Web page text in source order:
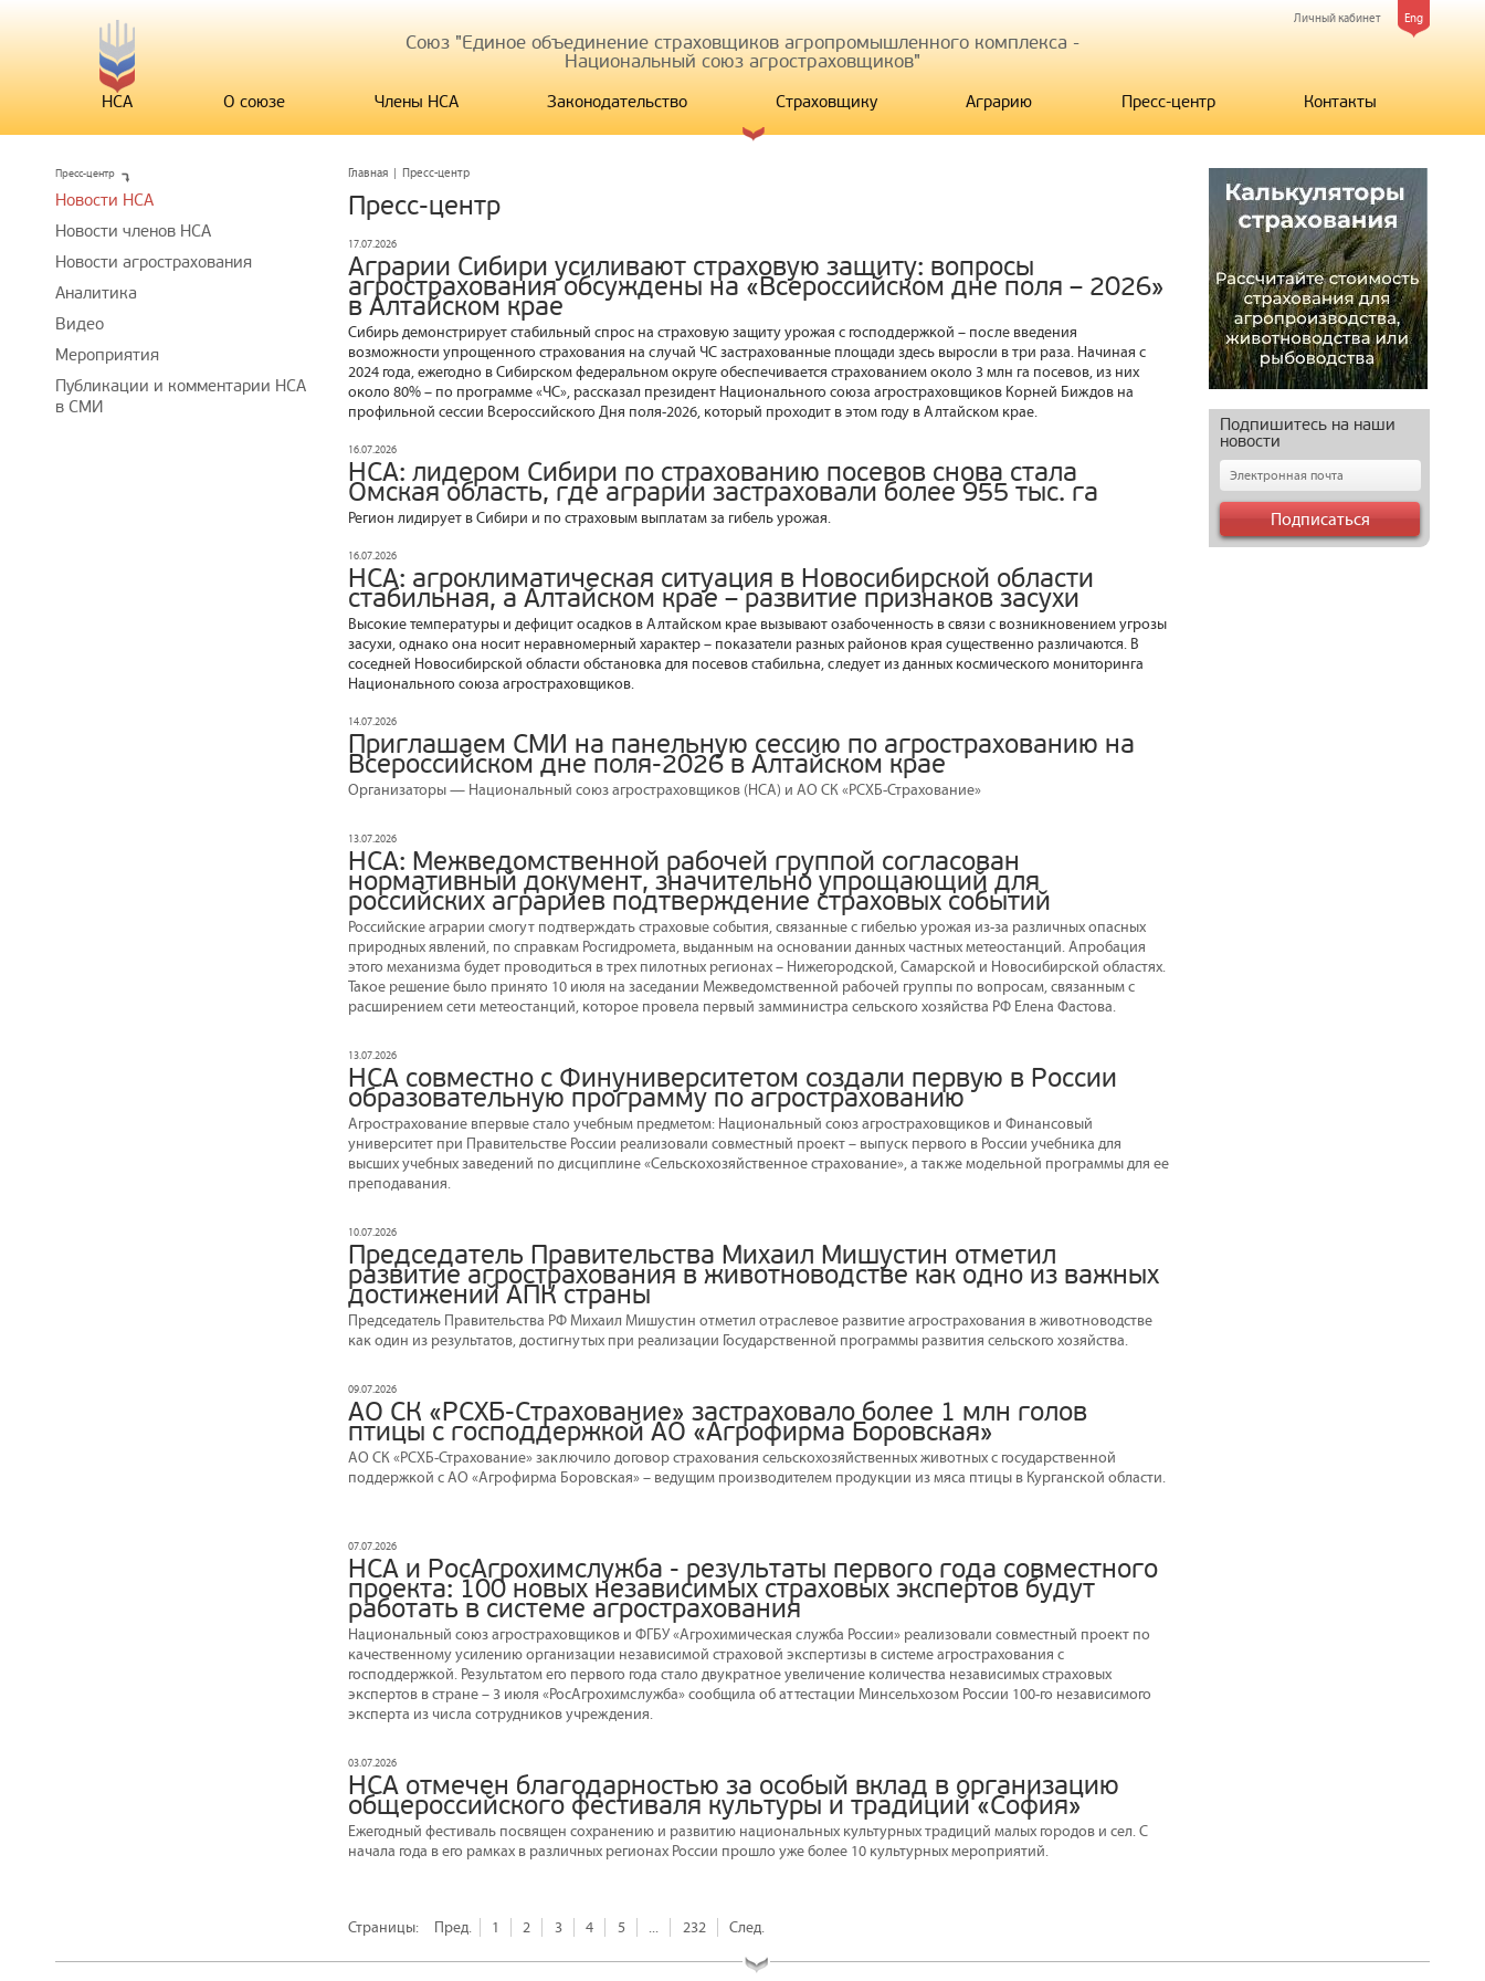
Eng
Личный кабинет
Союз "Единое объединение страховщиков агропромышленного комплекса -
Национальный союз агростраховщиков"
НСА О союзе Члены НСА Законодательство Страховщику Аграрию Пресс-центр Контакты
Главная | Пресс-центр
Пресс-центр
17.07.2026
Аграрии Сибири усиливают страховую защиту: вопросы
агрострахования обсуждены на «Всероссийском дне поля – 2026»
в Алтайском крае
Сибирь демонстрирует стабильный спрос на страховую защиту урожая с господдержкой – после введения
возможности упрощенного страхования на случай ЧС застрахованные площади здесь выросли в три раза. Начиная с
2024 года, ежегодно в Сибирском федеральном округе обеспечивается страхованием около 3 млн га посевов, из них
около 80% – по программе «ЧС», рассказал президент Национального союза агростраховщиков Корней Биждов на
профильной сессии Всероссийского Дня поля-2026, который проходит в этом году в Алтайском крае.
16.07.2026
НСА: лидером Сибири по страхованию посевов снова стала
Омская область, где аграрии застраховали более 955 тыс. га
Регион лидирует в Сибири и по страховым выплатам за гибель урожая.
16.07.2026
НСА: агроклиматическая ситуация в Новосибирской области
стабильная, а Алтайском крае – развитие признаков засухи
Высокие температуры и дефицит осадков в Алтайском крае вызывают озабоченность в связи с возникновением угрозы
засухи, однако она носит неравномерный характер – показатели разных районов края существенно различаются. В
соседней Новосибирской области обстановка для посевов стабильна, следует из данных космического мониторинга
Национального союза агростраховщиков.
14.07.2026
Приглашаем СМИ на панельную сессию по агрострахованию на
Всероссийском дне поля-2026 в Алтайском крае
Организаторы — Национальный союз агростраховщиков (НСА) и АО СК «РСХБ-Страхование»
13.07.2026
НСА: Межведомственной рабочей группой согласован
нормативный документ, значительно упрощающий для
российских аграриев подтверждение страховых событий
Российские аграрии смогут подтверждать страховые события, связанные с гибелью урожая из-за различных опасных
природных явлений, по справкам Росгидромета, выданным на основании данных частных метеостанций. Апробация
этого механизма будет проводиться в трех пилотных регионах – Нижегородской, Самарской и Новосибирской областях.
Такое решение было принято 10 июля на заседании Межведомственной рабочей группы по вопросам, связанным с
расширением сети метеостанций, которое провела первый замминистра сельского хозяйства РФ Елена Фастова.
13.07.2026
НСА совместно с Финуниверситетом создали первую в России
образовательную программу по агрострахованию
Агрострахование впервые стало учебным предметом: Национальный союз агростраховщиков и Финансовый
университет при Правительстве России реализовали совместный проект – выпуск первого в России учебника для
высших учебных заведений по дисциплине «Сельскохозяйственное страхование», а также модельной программы для ее
преподавания.
10.07.2026
Председатель Правительства Михаил Мишустин отметил
развитие агрострахования в животноводстве как одно из важных
достижений АПК страны
Председатель Правительства РФ Михаил Мишустин отметил отраслевое развитие агрострахования в животноводстве
как один из результатов, достигнутых при реализации Государственной программы развития сельского хозяйства.
09.07.2026
АО СК «РСХБ-Страхование» застраховало более 1 млн голов
птицы с господдержкой АО «Агрофирма Боровская»
АО СК «РСХБ-Страхование» заключило договор страхования сельскохозяйственных животных с государственной
поддержкой с АО «Агрофирма Боровская» – ведущим производителем продукции из мяса птицы в Курганской области.
07.07.2026
НСА и РосАгрохимслужба - результаты первого года совместного
проекта: 100 новых независимых страховых экспертов будут
работать в системе агрострахования
Национальный союз агростраховщиков и ФГБУ «Агрохимическая служба России» реализовали совместный проект по
качественному усилению организации независимой страховой экспертизы в системе агрострахования с
господдержкой. Результатом его первого года стало двукратное увеличение количества независимых страховых
экспертов в стране – 3 июля «РосАгрохимслужба» сообщила об аттестации Минсельхозом России 100-го независимого
эксперта из числа сотрудников учреждения.
03.07.2026
НСА отмечен благодарностью за особый вклад в организацию
общероссийского фестиваля культуры и традиций «София»
Ежегодный фестиваль посвящен сохранению и развитию национальных культурных традиций малых городов и сел. С
начала года в его рамках в различных регионах России прошло уже более 10 культурных мероприятий.
Страницы: Пред. 1 2 3 4 5 ... 232 След.
Пресс-центр
Новости НСА
Новости членов НСА
Новости агрострахования
Аналитика
Видео
Мероприятия
Публикации и комментарии НСА
в СМИ
Подпишитесь на наши
новости